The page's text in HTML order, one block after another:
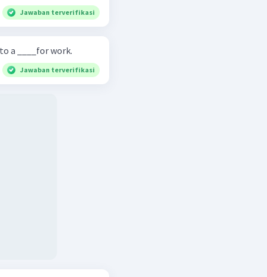
Jawaban terverifikasi
Judges go to a ____for work.
Jawaban terverifikasi